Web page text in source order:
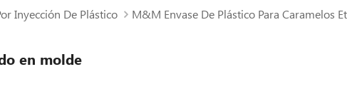
Inyección De Plástico M&M Envase De Plástico Para Caramelos
en molde